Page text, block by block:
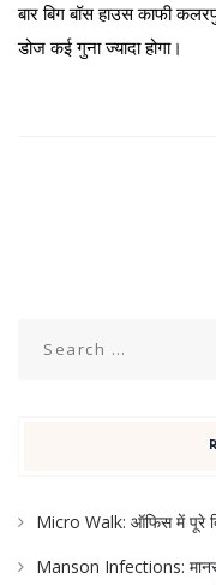
बार बिग बॉस हाउस काफी
डोज कई गुना ज्यादा होगा।
Micro Walk: ऑफिस में पूरे
Manson Infections: